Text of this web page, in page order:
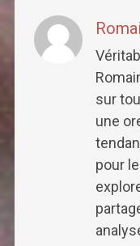
sur
une
pour